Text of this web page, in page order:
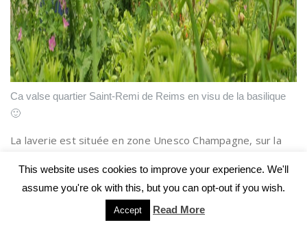
Ca valse quartier Saint-Remi de Reims en visu de la basilique
🙂
La laverie est située en zone Unesco Champagne, sur la
This website uses cookies to improve your experience. We'll
assume you're ok with this, but you can opt-out if you wish.
Accept Read More